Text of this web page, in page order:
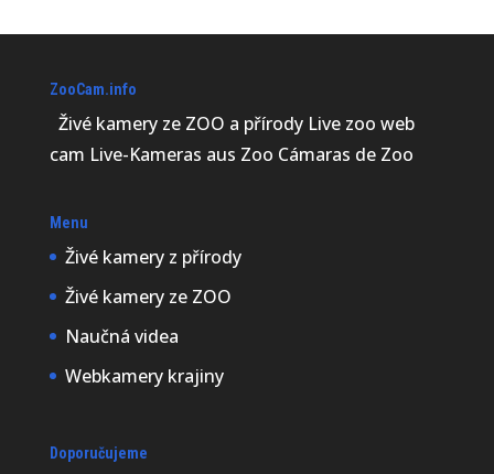
ZooCam.info
Živé kamery ze ZOO a přírody Live zoo web
cam Live-Kameras aus Zoo Cámaras de Zoo
Menu
Živé kamery z přírody
Živé kamery ze ZOO
Naučná videa
Webkamery krajiny
Doporučujeme